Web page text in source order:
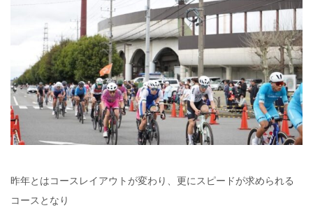
昨年とはコースレイアウトが変わり、 更にスピードが求められる
コースとなり